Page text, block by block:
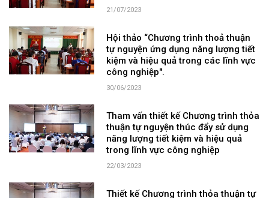
21/07/2023
Hội thảo “Chương trình thoả thuận
tự nguyện ứng dụng năng lượng tiết
kiệm và hiệu quả trong các lĩnh vực
công nghiệp".
30/06/2023
Tham vấn thiết kế Chương trình thỏa
thuận tự nguyện thúc đẩy sử dụng
năng lượng tiết kiệm và hiệu quả
trong lĩnh vực công nghiệp
22/03/2023
Thiết kế Chương trình thỏa thuận tự